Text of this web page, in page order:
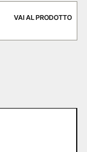
VAI AL PRODOTTO